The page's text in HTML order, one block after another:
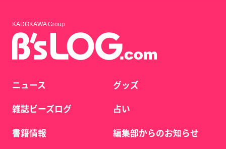
KADOKAWA Group
ニュース
雑誌ビーズログ
書籍情報
グッズ
占い
編集部からのお知らせ